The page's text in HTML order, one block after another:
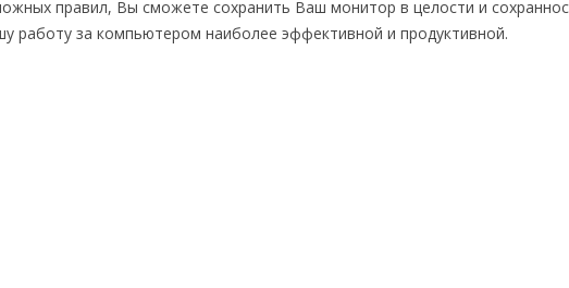
правил, Вы сможете сохранить Ваш монитор в целости и
работу за компьютером наиболее эффективной и продуктивной.